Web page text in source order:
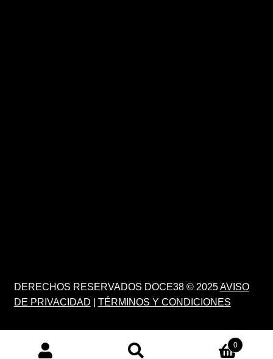
DERECHOS RESERVADOS DOCE38 © 2025AVISO
DE PRIVACIDAD
TÉRMINOS Y CONDICIONES
0